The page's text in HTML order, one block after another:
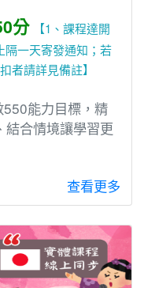
分
【1、課程達開
隔一天寄發通知；若
者請詳見備註】
能力目標，精
合情境讓學習更
查看更多